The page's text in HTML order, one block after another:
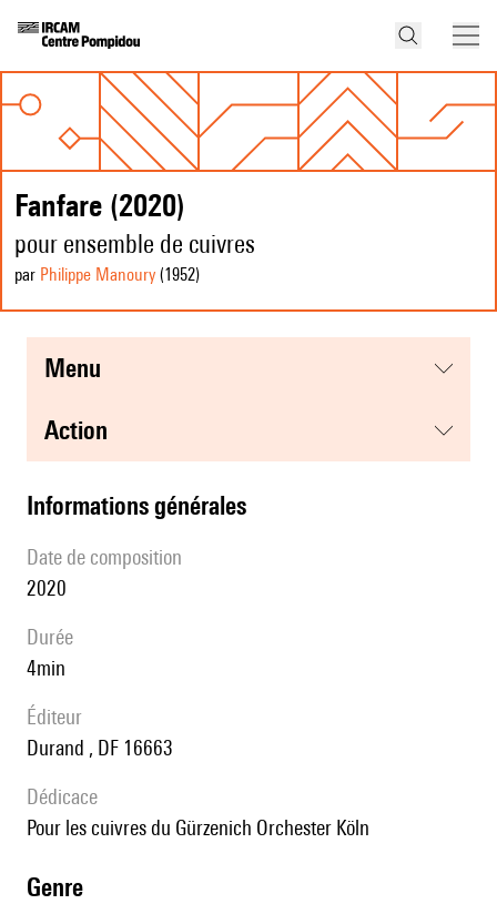
Fanfare (2020)
pour ensemble de cuivres
par Philippe Manoury (1952)
menu
action
informations générales
date de composition
2020
durée
4min
éditeur
Durand , DF 16663
Dédicace
pour les cuivres du Gürzenich Orchester Köln
genre